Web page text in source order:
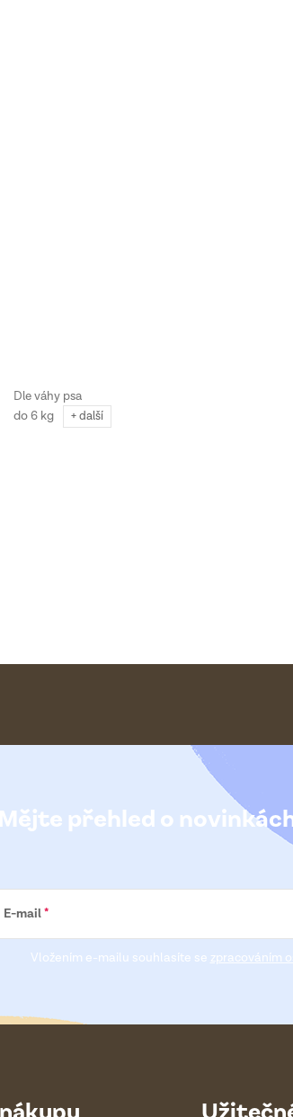
do 6 kg + další
Mějte přehled o
E-mail
Vložením e-mailu souhlasíte se zpracováním